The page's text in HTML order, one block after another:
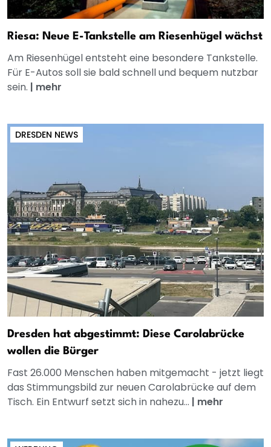
Riesa: Neue E-Tankstelle am Riesenhügel wächst
Am Riesenhügel entsteht eine besondere Tankstelle.
Für E-Autos soll sie bald schnell und bequem nutzbar
sein. | mehr
DRESDEN NEWS
Dresden hat abgestimmt: Diese Carolabrücke
wollen die Bürger
Fast 26.000 Menschen haben mitgemacht - jetzt liegt
das Stimmungsbild zur neuen Carolabrücke auf dem
Tisch. Ein Entwurf setzt sich in nahezu... | mehr